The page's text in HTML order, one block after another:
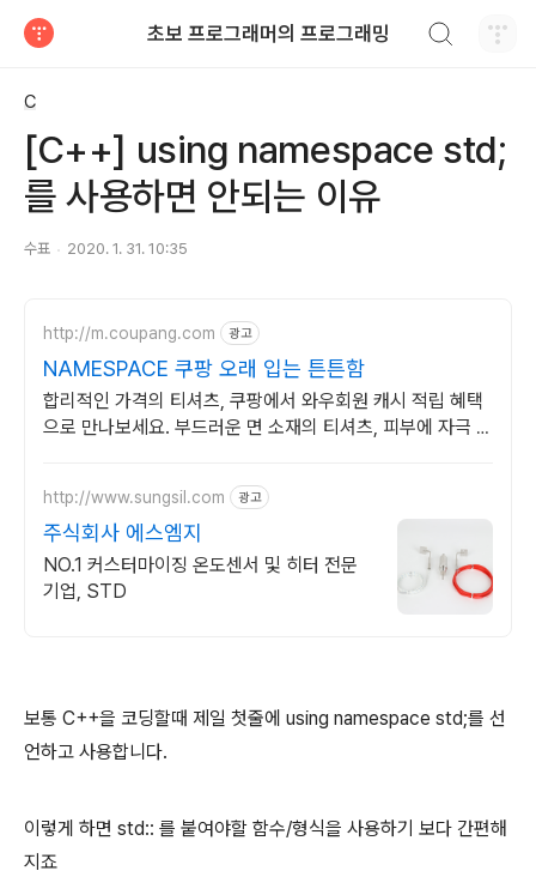
초보 프로그래머의 프로그래밍
C
[C++] using namespace std;
를 사용하면 안되는 이유
수표 2020. 1. 31. 10:35
http://m.coupang.com 광고
NAMESPACE 쿠팡 오래 입는 튼튼함
합리적인 가격의 티셔츠, 쿠팡에서 와우회원 캐시 적립 혜택
으로 만나보세요. 부드러운 면 소재의 티셔츠, 피부에 자극 없
http://www.sungsil.com 광고
주식회사 에스엠지
NO.1 커스터마이징 온도센서 및 히터 전문
기업, STD
보통 C++을 코딩할때 제일 첫줄에 using namespace std;를 선
언하고 사용합니다.
이렇게 하면 std:: 를 붙여야할 함수/형식을 사용하기 보다 간편해
지죠